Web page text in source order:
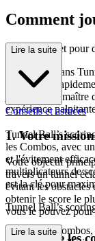
Comment
guide complet pour
Bienvenue dans
familiariser
joueur en un
expérience
1. Votre
Votre objectif
travers un tunnel
évitant les
obtenir le score le
vous le pouvez
2. Prendre les
Lire la suite
Conseils et astuces
Tunnel Ball’s
les Combos, avec
et l'évitement
multiplicateurs de
est la clé pour
Tunnel Ball’s
tesse & les
Lire la suite